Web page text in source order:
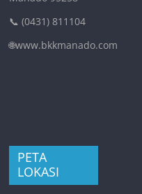
📞 (0431) 811104
🌐www.bkkmanado.com
PETA
LOKASI